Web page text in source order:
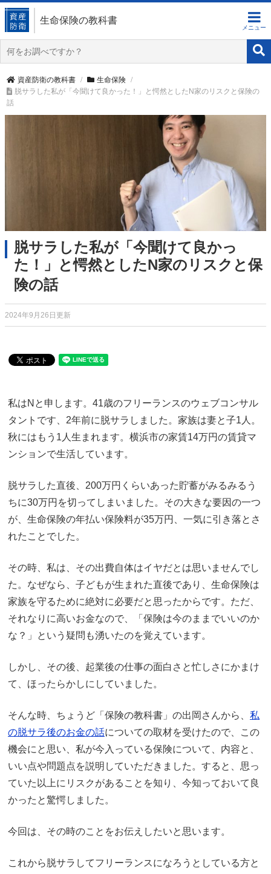
生命保険の教科書
資産防衛の教科書
生命保険
脱サラした私が「今聞けて良かった！」と愕然としたN家のリスクと保険の
話
脱サラした私が「今聞けて良かっ
た！」と愕然としたN家のリスクと保
険の話
2024年9月26日更新
私はNと申します。41歳のフリーランスのウェブコンサル
タントです、2年前に脱サラしました。家族は妻と子1人。
秋にはもう1人生まれます。横浜市の家賃14万円の賃貸マ
ンションで生活しています。
脱サラした直後、200万円くらいあった貯蓄がみるみるう
ちに30万円を切ってしまいました。その大きな要因の一つ
が、生命保険の年払い保険料が35万円、一気に引き落とさ
れたことでした。
その時、私は、その出費自体はイヤだとは思いませんでし
た。なぜなら、子どもが生まれた直後であり、生命保険は
家族を守るために絶対に必要だと思ったからです。ただ、
それなりに高いお金なので、「保険は今のままでいいのか
な？」という疑問も湧いたのを覚えています。
しかし、その後、起業後の仕事の面白さと忙しさにかまけ
て、ほったらかしにしていました。
そんな時、ちょうど「保険の教科書」の出岡さんから、 私
の脱サラ後のお金の話についての取材を受けたので、この
機会にと思い、私が今入っている保険について、内容と、
いい点や問題点を説明していただきました。すると、思っ
ていた以上にリスクがあることを知り、今知っておいて良
かったと驚愕しました。
今回は、その時のことをお伝えしたいと思います。
これから脱サラしてフリーランスになろうとしている方と